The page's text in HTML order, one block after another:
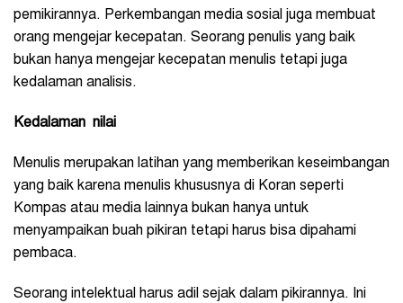
pemikirannya. Perkembangan media sosial juga membuat
orang mengejar kecepatan. Seorang penulis yang baik
bukan hanya mengejar kecepatan menulis tetapi juga
kedalaman analisis.
Kedalaman nilai
Menulis merupakan latihan yang memberikan keseimbangan
yang baik karena menulis khususnya di Koran seperti
Kompas atau media lainnya bukan hanya untuk
menyampaikan buah pikiran tetapi harus bisa dipahami
pembaca.
Seorang intelektual harus adil sejak dalam pikirannya. Ini